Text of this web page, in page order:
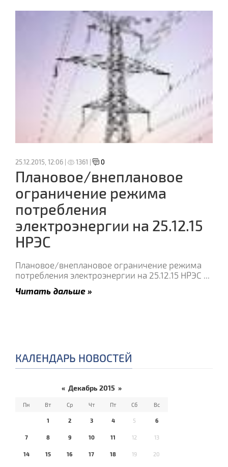
25.12.2015, 12:06 | 1361 | 0
Плановое/внеплановое
ограничение режима
потребления
электроэнергии на 25.12.15
НРЭС
Плановое/внеплановое ограничение режима
потребления электроэнергии на 25.12.15 НРЭС ...
Читать дальше »
КАЛЕНДАРЬ НОВОСТЕЙ
« Декабрь 2015 »
Пн Вт Ср Чт Пт Сб Вс
1 2 3 4 5 6
7 8 9 10 11 12 13
14 15 16 17 18 19 20